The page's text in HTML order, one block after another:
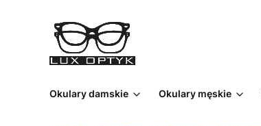
Okulary damskie Okulary męskie